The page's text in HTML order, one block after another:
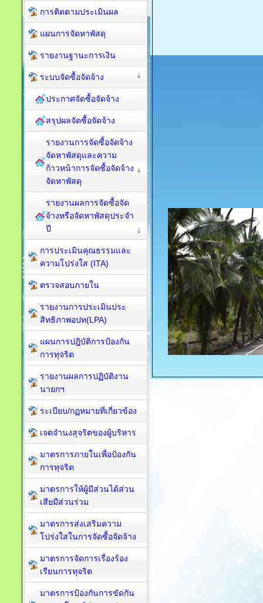
การติดตามประเมินผล
แผนการจัดหาพัสดุ
รายงานฐานะการเงิน
ระบบจัดซื้อจัดจ้าง
ประกาศจัดซื้อจัดจ้าง
สรุปผลจัดซื้อจัดจ้าง
รายงานการจัดซื้อจัดจ้าง
จัดหาพัสดุและความ
ก้าวหน้าการจัดซื้อจัดจ้าง
จัดหาพัสดุ
รายงานผลการจัดซื้อจัด
จ้างหรือจัดหาพัสดุประจำ
ปี
การประเมินคุณธรรมและ
ความโปร่งใส (ITA)
ตรวจสอบภายใน
รายงานการประเมินประ
สิทธิภาพอปท(LPA)
แผนการปฎิบัติการป้องกัน
การทุจริต
รายงานผลการปฏิบัติงาน
นายกฯ
ระเบียบ/กฏหมายที่เกี่ยวข้อง
เจตจำนงสุจริตของผู้บริหาร
มาตรการภายในเพื่อป้องกัน
การทุจริต​
มาตรการให้ผู้มีส่วนได้ส่วน
เสียมีส่วนร่วม
มาตรการส่งเสริมความ
โปร่งใสในการจัดซื้อจัดจ้าง
มาตรการจัดการเรื่องร้อง
เรียนการทุจริต
มาตรการป้องกันการขัดกัน